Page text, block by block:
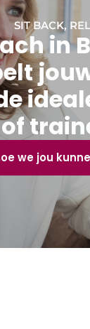
SIT BACK,
in
of
we jou